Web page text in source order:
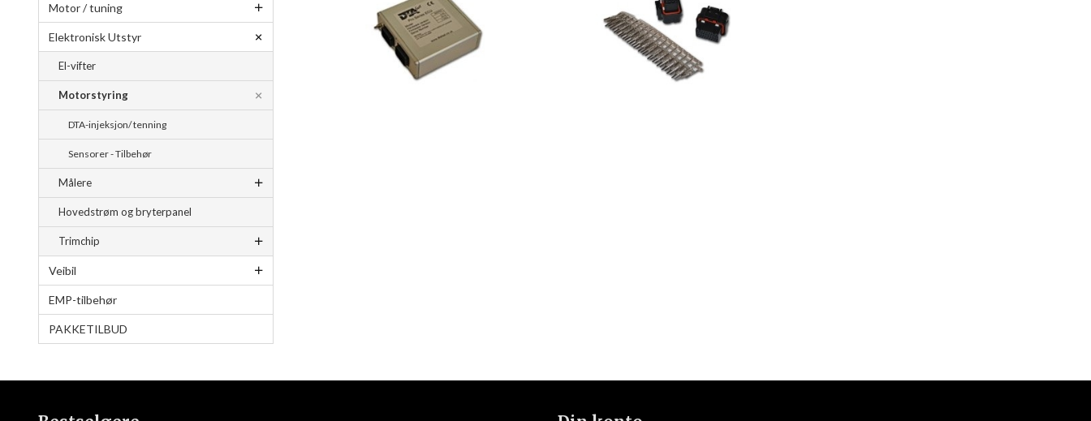
Motor / tuning
Elektronisk Utstyr
El-vifter
Motorstyring
DTA-injeksjon/ tenning
Sensorer - Tilbehør
Målere
Hovedstrøm og bryterpanel
Trimchip
Veibil
EMP-tilbehør
PAKKETILBUD